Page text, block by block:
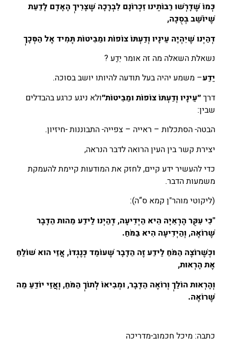
כְּמוֹ שֶׁדָּרְשׁוּ רַבּוֹתֵינוּ זִכְרוֹנָם לִבְרָכָה שֶׁצָּרִיךְ הָאָדָם לָדַעַת
שֶׁיּוֹשֵׁב בְּסֻכָּה,
דְּהַיְנוּ שֶׁיִּהְיֶה עֵינָיו וְדַעְתּוֹ צוֹפוֹת וּמַבִּיטוֹת תָּמִיד אֶל הַסְּכָךְ
נשאלת השאלה מה זה אומר יֵדַע ?
יֵדַע– משמע יהיה בעל תודעה להיותו יושב בסוכה.
דרך״עֵינָיו וְדַעְתּוֹ צוֹפוֹת וּמַבִּיטוֹת״ולא ניגע כרגע בהבדלים
שבין:
הבטה- הסתכלות – ראייה – צפייה- התבוננות -חיזיון.
יצירת קשר בין העין הרואה לדבר הנראה,
כדי להעשיר ידע קיים, לחזק את המודעות קיימת להעמקת
משמעות הדבר.
(ליקוטי מוהר"ן קמא ס“ה):
"כִּי עִקַּר הָרְאִיָּה הִיא הַיְדִיעָה, דְּהַיְנוּ לֵידַע מַהוּת הַדָּבָר
שֶׁרוֹאֶה, וְהַיְדִיעָה הִיא בַּמֹּחַ.
וּכְשֶׁרוֹצֶה הַמֹּחַ לֵידַע זֶה הַדָּבָר שֶׁעוֹמֵד כְּנֶגְדּוֹ, אֲזַי הוּא שׁוֹלֵחַ
אֶת הָרְאוּת,
וְהָרְאוּת הוֹלֵךְ וְרוֹאֶה הַדָּבָר, וּמְבִיאוֹ לְתוֹךְ הַמֹּחַ, וְאֲזַי יוֹדֵעַ מַה
שֶּׁרוֹאֶה.
כתבה: מיכל חכמוב-מדריכה